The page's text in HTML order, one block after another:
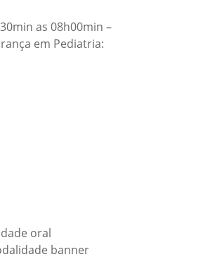
as 08h00min –
em Pediatria:
oral
banner